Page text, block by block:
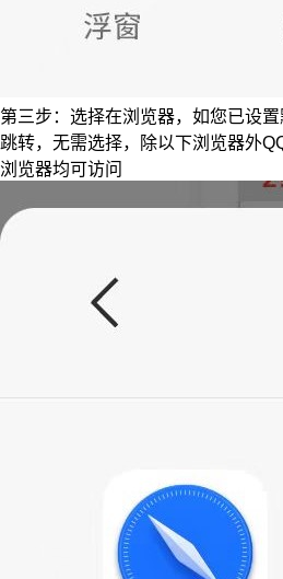
第三步：选择在浏览器，如您已设
跳转，无需选择，除以下浏览器外
浏览器均可访问